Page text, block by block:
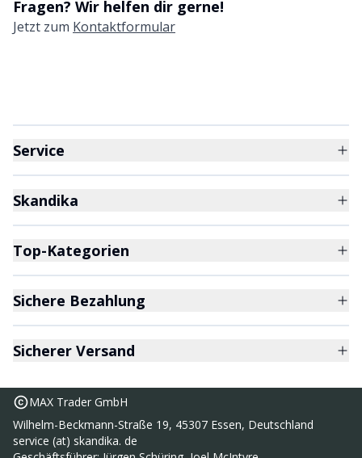
Fragen? Wir helfen dir gerne!
Jetzt zum Kontaktformular
Service
Skandika
Top-Kategorien
Sichere Bezahlung
Sicherer Versand
MAX Trader GmbH
Wilhelm-Beckmann-Straße 19, 45307 Essen, Deutschland
service (at) skandika. de